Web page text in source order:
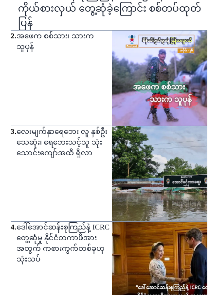
ကိုယ်စားလှယ် တွေ့ဆုံခဲ့ကြောင်း စစ်တပ်ထုတ်
ပြန်
2.အဖေက စစ်သား၊ သားက
သူပုန်
3.လေးမျက်နှာရေဘေး လူ နှစ်ဦး
သေဆုံး၊ ရေဘေးသင့်သူ သုံး
သောင်းကျော်အထိ ရှိလာ
4.ဒေါ်အောင်ဆန်းစုကြည်နဲ့ ICRC
တွေ့ဆုံမှု နိုင်ငံတကာဖိအား
အတွက် ကစားကွက်တစ်ခုဟု
သုံးသပ်